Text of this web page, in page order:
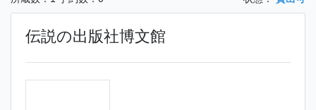
伝説の出版社博文館